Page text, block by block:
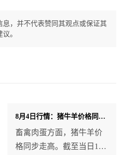
，并不代表赞同其观点或保证其
。
8月4日行情：猪牛羊价格同步走高 ！
畜禽肉蛋方面，猪牛羊价
格同步走高。截至当日14